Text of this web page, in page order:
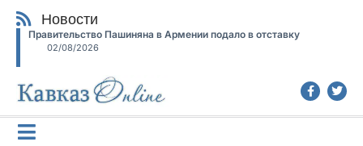
Новости
Правительство Пашиняна в Армении подало в отставку
02/08/2026